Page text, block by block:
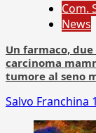
Com.
News
Un farmaco,
carcinoma
tumore al seno
Salvo Franchina